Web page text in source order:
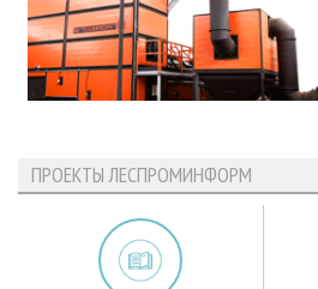
ПРОЕКТЫ ЛЕСПРОМИНФОРМ